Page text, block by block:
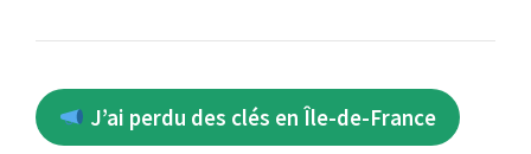
J’ai perdu des clés en Île-de-France